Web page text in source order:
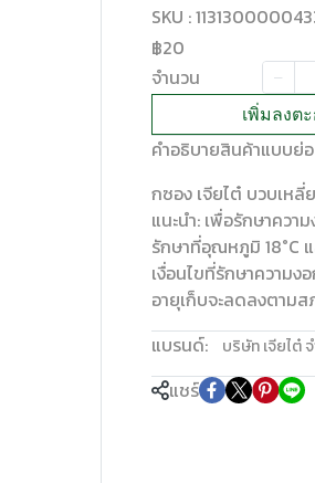
SKU :
฿20
จำนวน
เพิ่มลงต
คำอธิบายสินค้าแบบย่อ
กซอง เจียไต๋ บวบเห
แนะนำ: เพื่อรักษาควา
รักษาที่อุณหภูมิ 18°C
เงื่อนไขที่รักษาความ
อายุเก็บจะลดลงตาม
แบรนด์:
บริษัท เจียไต๋
แชร์